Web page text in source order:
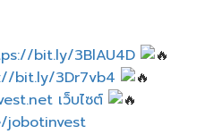
bit.ly/3BlAU4D
bit.ly/3Dr7vb4
เว็บไซต์
jobotinvest